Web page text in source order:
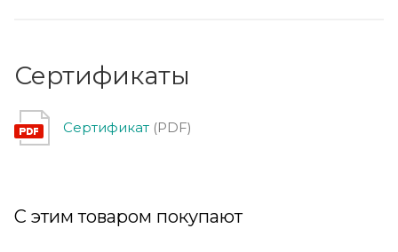
Сертификаты
Сертификат (PDF)
С этим товаром покупают